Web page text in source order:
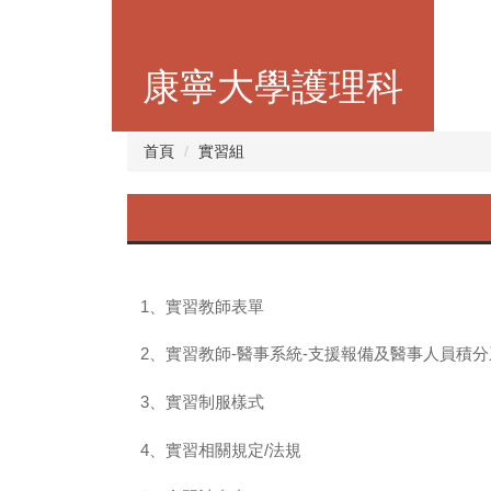
康寧大學護理科
首頁 實習組
1、實習教師表單
2、實習教師-醫事系統-支援報備及醫事人員積
3、實習制服樣式
4、實習相關規定/法規